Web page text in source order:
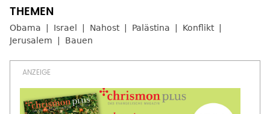
Obama Israel Nahost Palästina
Konflikt
Jerusalem
Bauen